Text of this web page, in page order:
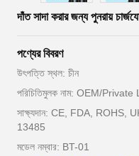
দাঁত সাদা করার জন্য পুনরায়
পণ্যের বিবরণ
উৎপত্তি স্থল: চীন
পরিচিতিমুলক নাম: OEM/Private
সাক্ষ্যদান: CE, FDA,
13485
মডেল নম্বার: BT-01